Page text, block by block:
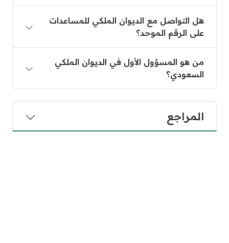
هل التواصل مع الديوان الملكي للمساعدات
على الرقم الموحد؟
من هو المسؤول الأول في الديوان الملكي
السعودي؟
المراجع